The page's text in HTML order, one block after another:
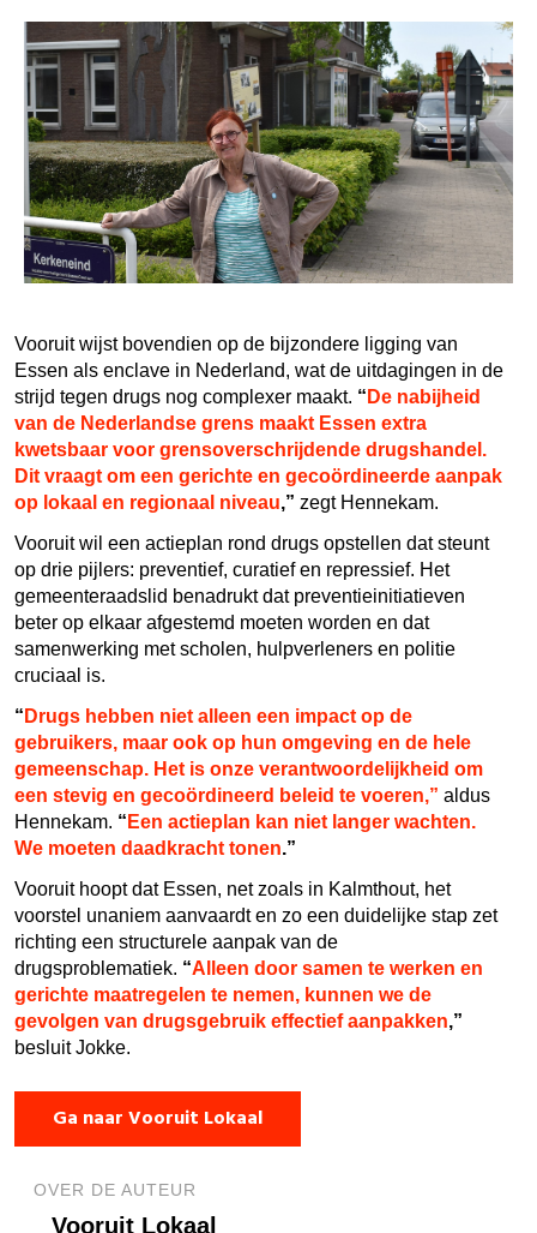
Vooruit wijst bovendien op de bijzondere ligging van
Essen als enclave in Nederland, wat de uitdagingen in de
strijd tegen drugs nog complexer maakt. “ De nabijheid
van de Nederlandse grens maakt Essen extra
kwetsbaar voor grensoverschrijdende drugshandel.
Dit vraagt om een gerichte en gecoördineerde aanpak
op lokaal en regionaal niveau,” zegt Hennekam.
Vooruit wil een actieplan rond drugs opstellen dat steunt
op drie pijlers: preventief, curatief en repressief. Het
gemeenteraadslid benadrukt dat preventieinitiatieven
beter op elkaar afgestemd moeten worden en dat
samenwerking met scholen, hulpverleners en politie
cruciaal is.
“ Drugs hebben niet alleen een impact op de
gebruikers, maar ook op hun omgeving en de hele
gemeenschap. Het is onze verantwoordelijkheid om
een stevig en gecoördineerd beleid te voeren,” aldus
Hennekam. “ Een actieplan kan niet langer wachten.
We moeten daadkracht tonen.”
Vooruit hoopt dat Essen, net zoals in Kalmthout, het
voorstel unaniem aanvaardt en zo een duidelijke stap zet
richting een structurele aanpak van de
drugsproblematiek. “Alleen door samen te werken en
gerichte maatregelen te nemen, kunnen we de
gevolgen van drugsgebruik effectief aanpakken,”
besluit Jokke.
Ga naar Vooruit Lokaal
OVER DE AUTEUR
Vooruit Lokaal